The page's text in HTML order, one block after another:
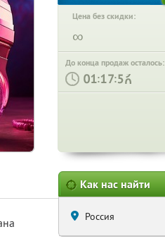
Цена без скидки:
∞
До конца продаж осталось:
: :
Как нас найти
Россия